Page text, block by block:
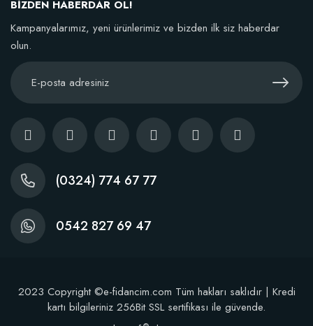
Stokta Yok
BİZDEN HABERDAR OL!
Kampanyalarımız, yeni ürünlerimiz ve bizden ilk siz haberdar
olun.
(0324) 774 67 77
0542 827 69 47
2023 Copyright ©e-fidancim.com Tüm hakları saklıdır | Kredi
kartı bilgileriniz 256Bit SSL sertifikası ile güvende.